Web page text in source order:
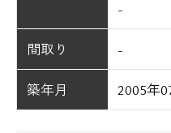
-
間取り -
築年月 2005年